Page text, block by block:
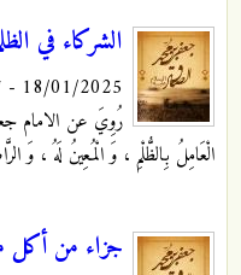
الشركاء في
18/01/2025 - 11:37
رُوِيَ عن الامام
الْعَامِلُ بِالظُّلْمِ ، وَ الْمُعِينُ لَهُ ، وَ
جزاء من أكل